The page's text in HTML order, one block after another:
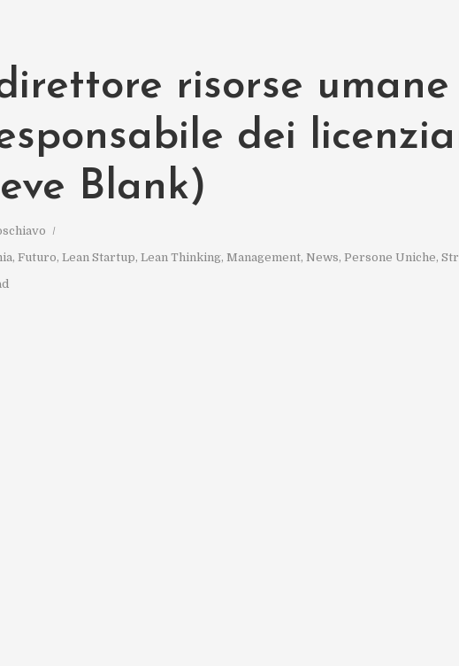
risorse umane
dei
Blank)
, Futuro, Lean Startup, Lean Thinking, Management, News, Persone Uniche,